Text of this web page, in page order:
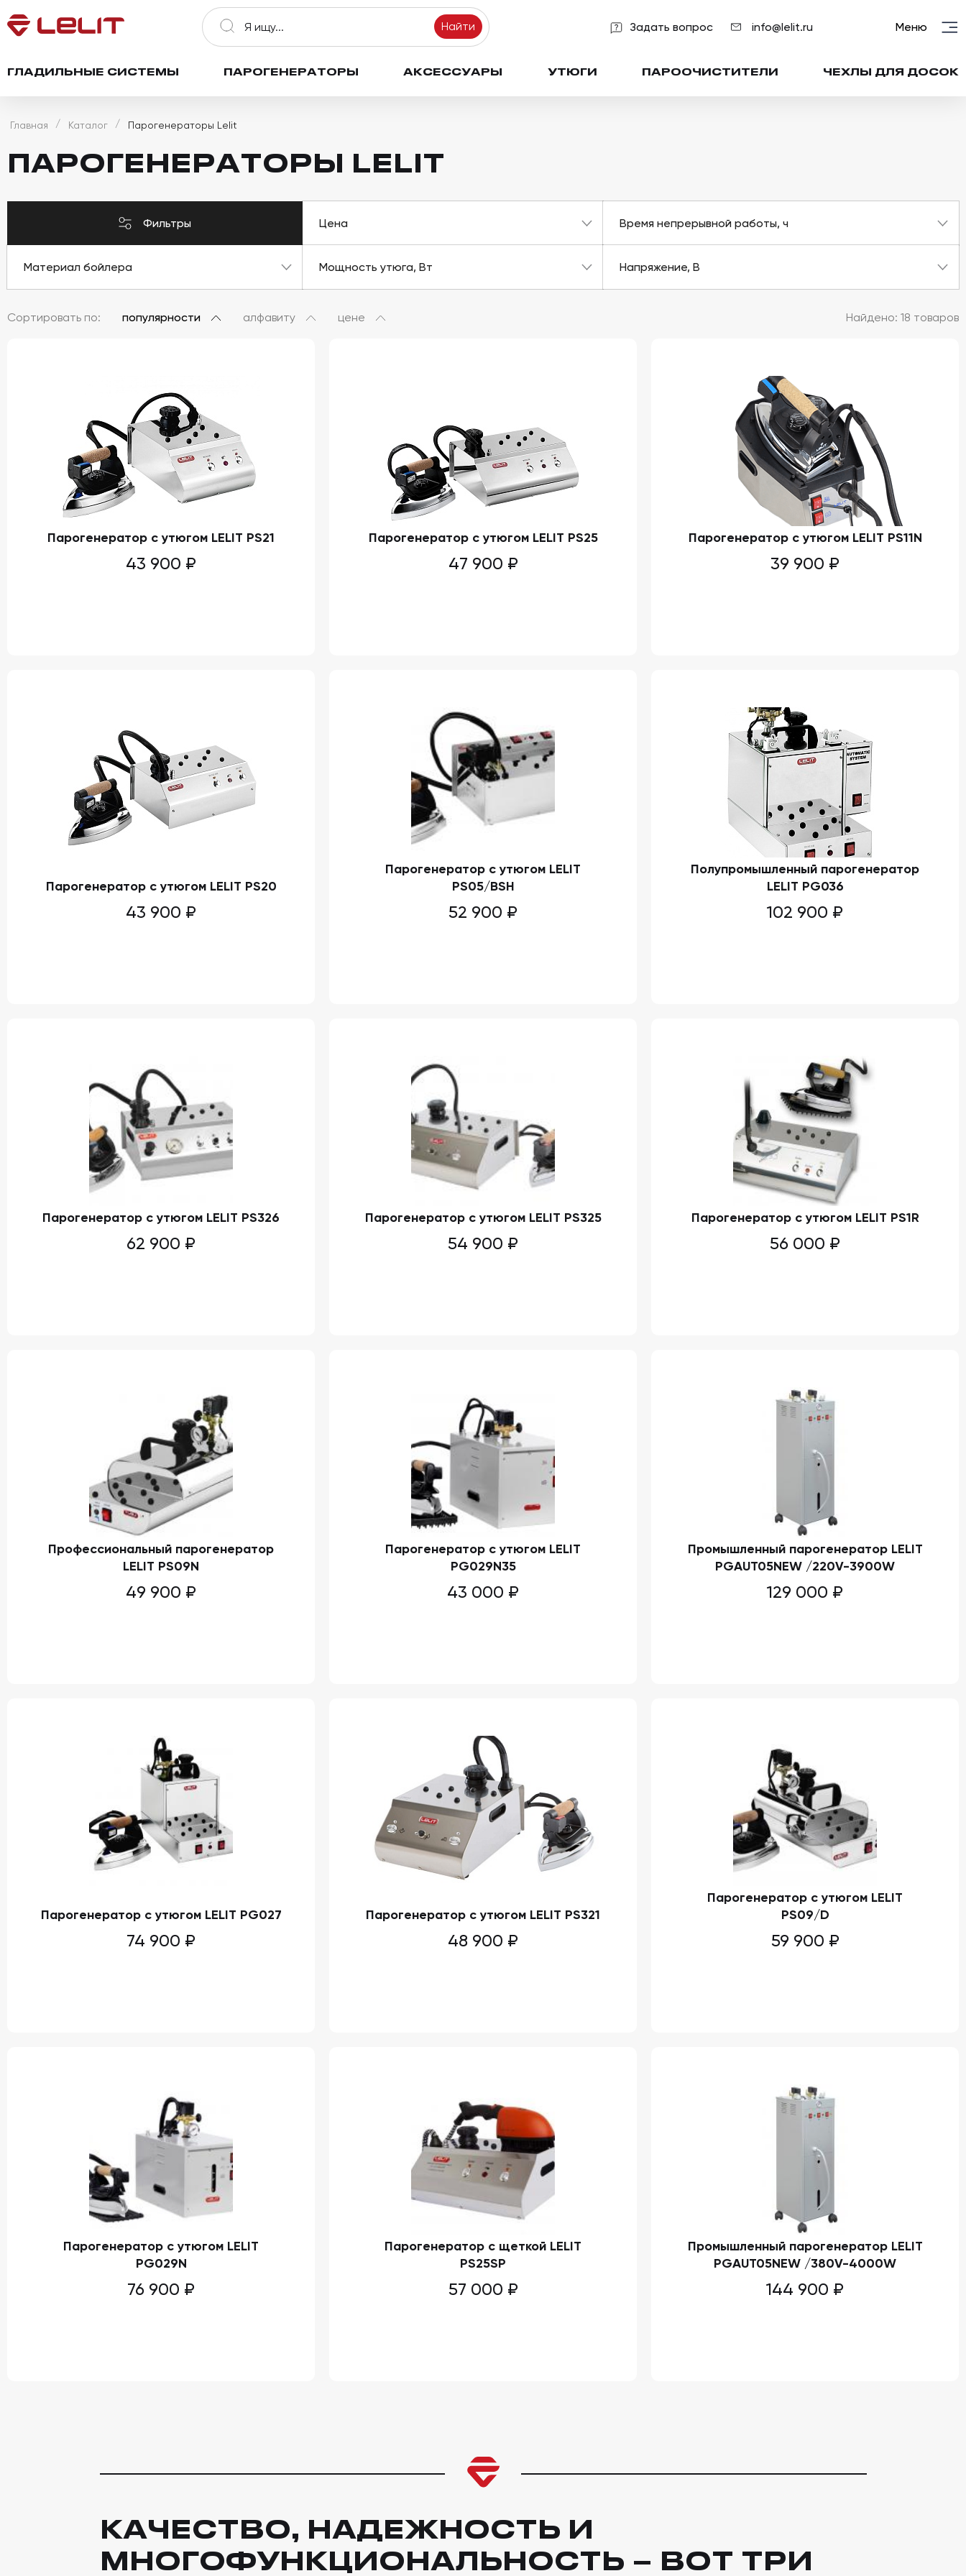
Найти Задать вопрос info@lelit.ru Меню
ГЛАДИЛЬНЫЕ СИСТЕМЫ ПАРОГЕНЕРАТОРЫ АКСЕССУАРЫ УТЮГИ ПАРООЧИСТИТЕЛИ ЧЕХЛЫ ДЛЯ ДОСОК
Главная Каталог Парогенераторы Lelit
ПАРОГЕНЕРАТОРЫ LELIT
Фильтры Цена Время непрерывной работы, ч
Материал бойлера Мощность утюга, Вт Напряжение, В
Сортировать по: популярности алфавиту цене Найдено: 18 товаров
Парогенератор с утюгом LELIT PS21
43 900 ₽
Парогенератор с утюгом LELIT PS25
47 900 ₽
Парогенератор с утюгом LELIT PS11N
39 900 ₽
Парогенератор с утюгом LELIT PS20
43 900 ₽
Парогенератор с утюгом LELIT
PS05/BSH
52 900 ₽
Полупромышленный парогенератор
LELIT PG036
102 900 ₽
Парогенератор с утюгом LELIT PS326
62 900 ₽
Парогенератор с утюгом LELIT PS325
54 900 ₽
Парогенератор с утюгом LELIT PS1R
56 000 ₽
Профессиональный парогенератор
LELIT PS09N
49 900 ₽
Парогенератор с утюгом LELIT
PG029N35
43 000 ₽
Промышленный парогенератор LELIT
PGAUT05NEW /220V-3900W
129 000 ₽
Парогенератор с утюгом LELIT PG027
74 900 ₽
Парогенератор с утюгом LELIT PS321
48 900 ₽
Парогенератор с утюгом LELIT
PS09/D
59 900 ₽
Парогенератор с утюгом LELIT
PG029N
76 900 ₽
Парогенератор с щеткой LELIT
PS25SP
57 000 ₽
Промышленный парогенератор LELIT
PGAUT05NEW /380V-4000W
144 900 ₽
КАЧЕСТВО, НАДЕЖНОСТЬ И
МНОГОФУНКЦИОНАЛЬНОСТЬ – ВОТ ТРИ